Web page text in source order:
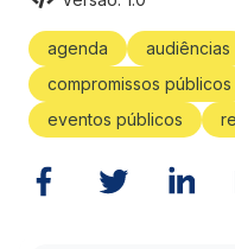
agenda audiências
compromissos públicos
eventos públicos